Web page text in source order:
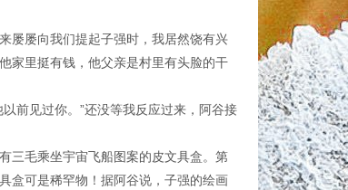
屡屡向我们提起子强时，我居然饶有兴
家里挺有钱，他父亲是村里有头脸的干
前见过你。”还没等我反应过来，阿谷接
三毛乘坐宇宙飞船图案的皮文具盒。第
盒可是稀罕物！据阿谷说，子强的绘画